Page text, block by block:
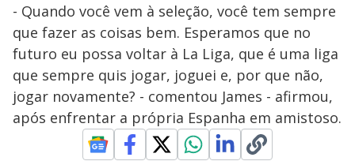
- Quando você vem à seleção, você tem sempre
que fazer as coisas bem. Esperamos que no
futuro eu possa voltar à La Liga, que é uma liga
que sempre quis jogar, joguei e, por que não,
jogar novamente? - comentou James - afirmou,
após enfrentar a própria Espanha em amistoso.